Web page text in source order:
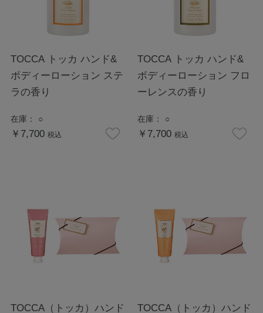
TOCCA トッカ ハンド&
ボディーローション ステ
ラの香り
在庫： ○
￥7,700 税込
TOCCA トッカ ハンド&
ボディーローション フロ
ーレンスの香り
在庫： ○
￥7,700 税込
TOCCA（トッカ）ハンド TOCCA（トッカ）ハンド